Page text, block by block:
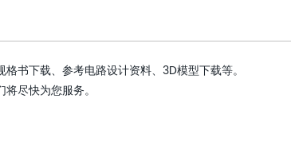
书下载、参考电路设计资料、3D模型下载等。
尽快为您服务。